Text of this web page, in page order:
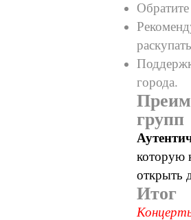
города.
групп
которую
открыть
Итог